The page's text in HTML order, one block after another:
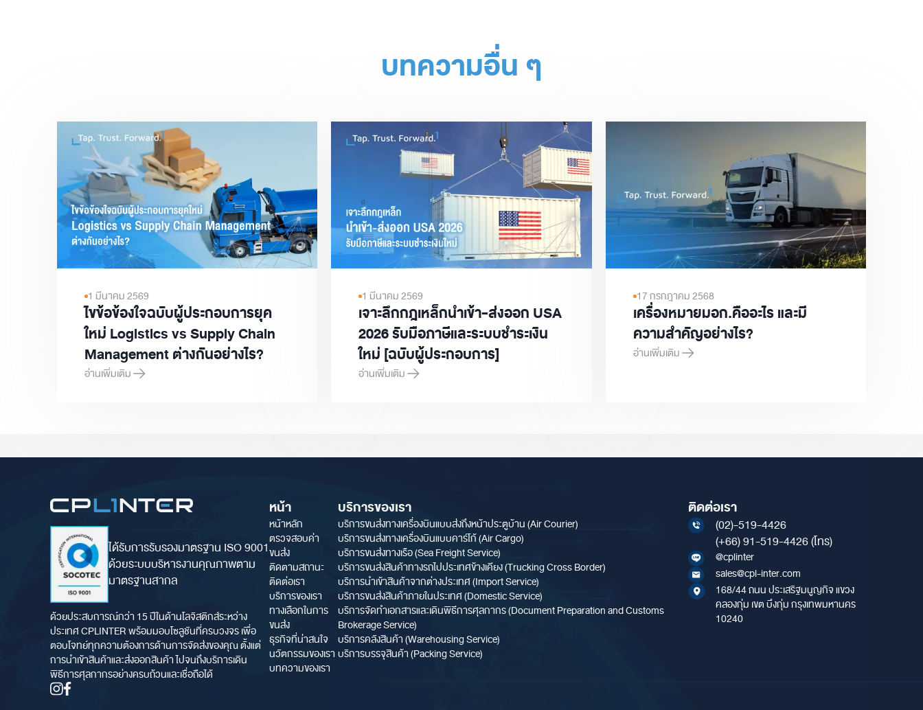
บทความอื่น ๆ
1 มีนาคม 2569
ไขข้อข้องใจฉบับผู้ประกอบการยุค
ใหม่ Logistics vs Supply Chain
Management ต่างกันอย่างไร?
อ่านเพิ่มเติม
ไขข้อข้องใจฉบับผู้ประกอบการยุคใหม่ Logistics vs Supply Chain Management ต่างกันอย่างไร?
1 มีนาคม 2569
เจาะลึกกฎเหล็กนำเข้า-ส่งออก USA
2026 รับมือภาษีและระบบชำระเงิน
ใหม่ [ฉบับผู้ประกอบการ]
อ่านเพิ่มเติม
เจาะลึกกฎเหล็กนำเข้า-ส่งออก USA 2026 รับมือภาษีและระบบชำระเงินใหม่ [ฉบับผู้ประกอบการ]
17 กรกฎาคม 2568
เครื่องหมายมอก.คืออะไร และมี
ความสำคัญอย่างไร?
อ่านเพิ่มเติม
เครื่องหมายมอก.คืออะไร และมีความสำคัญอย่างไร?
ได้รับการรับรองมาตรฐาน ISO 9001
ด้วยระบบบริหารงานคุณภาพตาม
มาตรฐานสากล
ด้วยประสบการณ์กว่า 15 ปีในด้านโลจิสติกส์ระหว่าง
ประเทศ CPLINTER พร้อมมอบโซลูชันที่ครบวงจร เพื่อ
ตอบโจทย์ทุกความต้องการด้านการจัดส่งของคุณ ตั้งแต่
การนำเข้าสินค้าและส่งออกสินค้า ไปจนถึงบริการเดิน
พิธีการศุลกากรอย่างครบถ้วนและเชื่อถือได้
หน้า
หน้าหลัก
ตรวจสอบค่า
ขนส่ง
ติดตามสถานะ
ติดต่อเรา
บริการของเรา
ทางเลือกในการ
ขนส่ง
ธุรกิจที่น่าสนใจ
นวัตกรรมของเรา
บทความของเรา
บริการของเรา
บริการขนส่งทางเครื่องบินแบบส่งถึงหน้าประตูบ้าน (Air Courier)
บริการขนส่งทางเครื่องบินแบบคาร์โก้ (Air Cargo)
บริการขนส่งทางเรือ (Sea Freight Service)
บริการขนส่งสินค้าทางรถไปประเทศข้างเคียง (Trucking Cross Border)
บริการนำเข้าสินค้าจากต่างประเทศ (Import Service)
บริการขนส่งสินค้าภายในประเทศ (Domestic Service)
บริการจัดทำเอกสารและเดินพิธีการศุลกากร (Document Preparation and Customs
Brokerage Service)
บริการคลังสินค้า (Warehousing Service)
บริการบรรจุสินค้า (Packing Service)
ติดต่อเรา
(02)-519-4426
(+66) 91-519-4426(โทร)
@cplinter
sales@cpl-inter.com
168/44 ถนน ประเสริฐมนูญกิจ แขวง
คลองกุ่ม เขต บึงกุ่ม กรุงเทพมหานคร
10240